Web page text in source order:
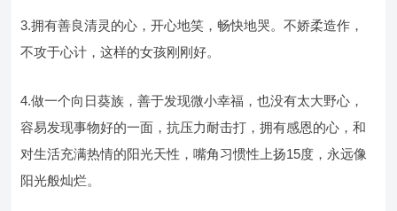
3.拥有善良清灵的心，开心地笑，畅快地哭。不娇柔造作，
不攻于心计，这样的女孩刚刚好。
4.做一个向日葵族，善于发现微小幸福，也没有太大野心，
容易发现事物好的一面，抗压力耐击打，拥有感恩的心，和
对生活充满热情的阳光天性，嘴角习惯性上扬15度，永远像
阳光般灿烂。